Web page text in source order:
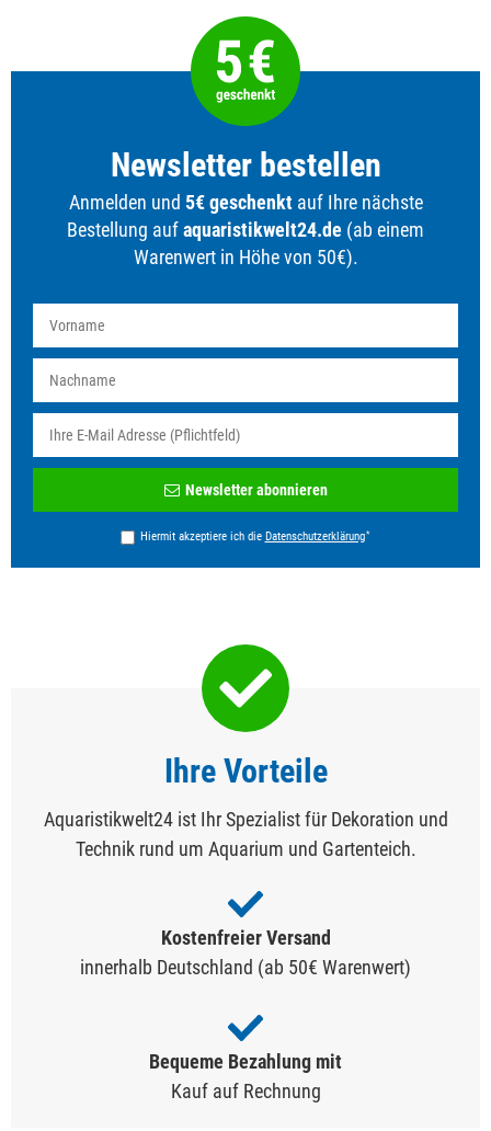
Newsletter bestellen
Anmelden und 5€ geschenktauf Ihre nächste
Bestellung aufaquaristikwelt24.de (ab einem
Warenwert in Höhe von 50€).
Honig
Newsletter abonnieren
Hiermit akzeptiere ich die Daten­schutz­erklärung*
Ihre Vorteile
Aquaristikwelt24 ist Ihr Spezialist für Dekoration und
Technik rund um Aquarium und Gartenteich.
Kostenfreier Versand
innerhalb Deutschland (ab 50€ Warenwert)
Bequeme Bezahlung mit
Kauf auf Rechnung